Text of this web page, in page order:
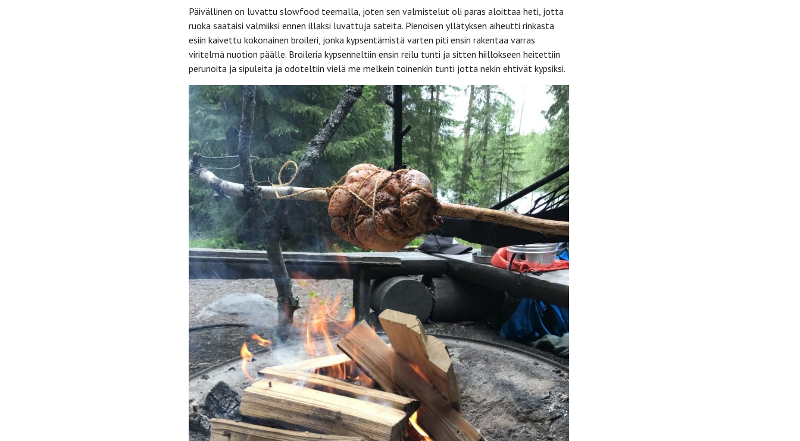
Päivällinen on luvattu slowfood teemalla, joten sen valmistelut oli paras aloittaa heti, jotta
ruoka saataisi valmiiksi ennen illaksi luvattuja sateita. Pienoisen yllätyksen aiheutti rinkasta
esiin kaivettu kokonainen broileri, jonka kypsentämistä varten piti ensin rakentaa varras
viritelmä nuotion päälle. Broileria kypsenneltiin ensin reilu tunti ja sitten hiillokseen heitettiin
perunoita ja sipuleita ja odoteltiin vielä me melkein toinenkin tunti jotta nekin ehtivät kypsiksi.